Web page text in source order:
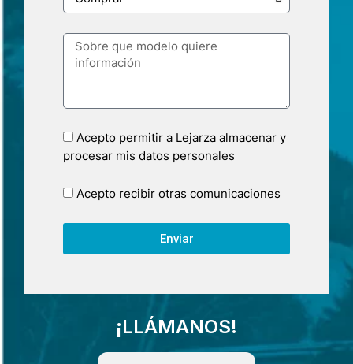
Acepto permitir a Lejarza almacenar y
procesar mis datos personales
Acepto recibir otras comunicaciones
Enviar
¡LLÁMANOS!